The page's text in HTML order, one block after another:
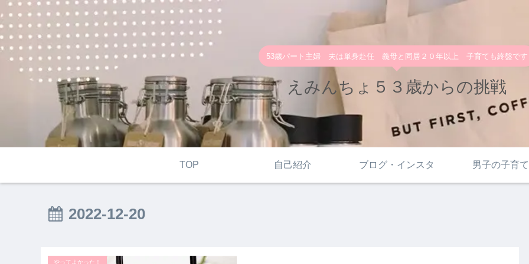
53歳パート主婦 夫は単身赴任 義母と同居２０年以上 子育ても終盤です
えみんちょ５３歳からの挑戦
TOP 自己紹介 ブログ・インスタ 男子の子育て
2022-12-20
やってよかった！